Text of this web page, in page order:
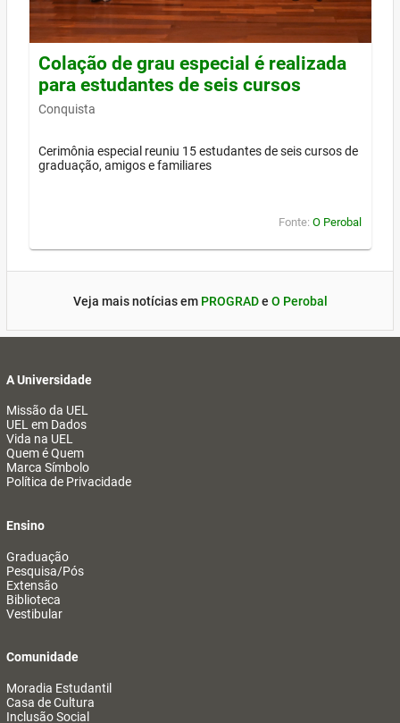
Colação de grau especial é realizada
para estudantes de seis cursos
Conquista
Cerimônia especial reuniu 15 estudantes de seis cursos de
graduação, amigos e familiares
Fonte: O Perobal
Veja mais notícias em PROGRADe O Perobal
A Universidade
Missão da UEL
UEL em Dados
Vida na UEL
Quem é Quem
Marca Símbolo
Política de Privacidade
Ensino
Graduação
Pesquisa/Pós
Extensão
Biblioteca
Vestibular
Comunidade
Moradia Estudantil
Casa de Cultura
Inclusão Social